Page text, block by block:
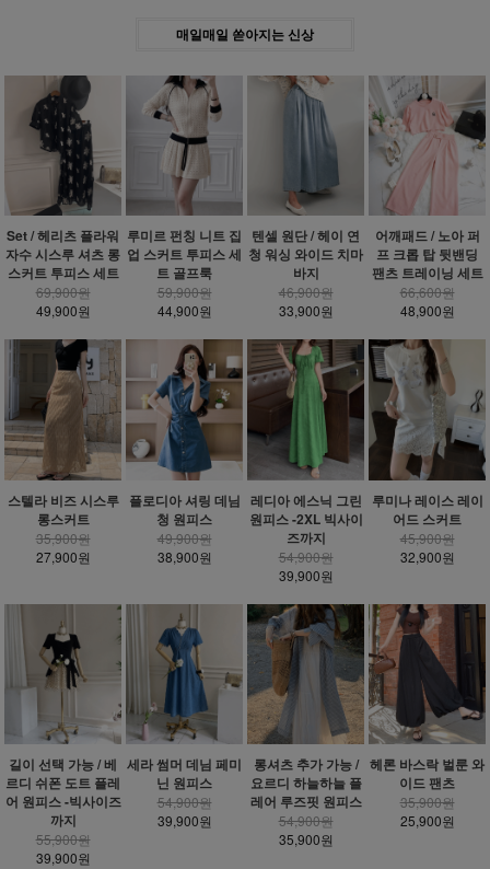
매일매일 쏟아지는 신상
Set / 헤리츠 플라워
자수 시스루 셔츠 롱
스커트 투피스 세트
69,900원
49,900원
루미르 펀칭 니트 집
업 스커트 투피스 세
트 골프룩
59,900원
44,900원
텐셀 원단 / 헤이 연
청 워싱 와이드 치마
바지
46,900원
33,900원
어깨패드 / 노아 퍼
프 크롭 탑 뒷밴딩
팬츠 트레이닝 세트
66,600원
48,900원
스텔라 비즈 시스루
롱스커트
35,900원
27,900원
플로디아 셔링 데님
청 원피스
49,900원
38,900원
레디아 에스닉 그린
원피스 -2XL 빅사이
즈까지
54,900원
39,900원
루미나 레이스 레이
어드 스커트
45,900원
32,900원
길이 선택 가능 / 베
르디 쉬폰 도트 플레
어 원피스 -빅사이즈
까지
55,900원
39,900원
세라 썸머 데님 페미
닌 원피스
54,900원
39,900원
롱셔츠 추가 가능 /
요르디 하늘하늘 플
레어 루즈핏 원피스
54,900원
35,900원
헤론 바스락 벌룬 와
이드 팬츠
35,900원
25,900원